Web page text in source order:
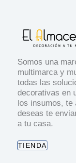
Somos una
multimarca y
todas las
decorativas en
los insumos,
deseas te
a tu casa.
TIENDA